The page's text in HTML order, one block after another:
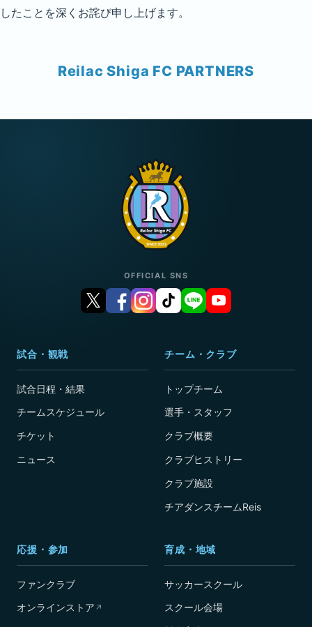
したことを深くお詫び申し上げます。
Reilac Shiga FC PARTNERS
OFFICIAL SNS
試合・観戦
試合日程・結果
チームスケジュール
チケット
ニュース
チーム・クラブ
トップチーム
選手・スタッフ
クラブ概要
クラブヒストリー
クラブ施設
チアダンスチームReis
応援・参加
ファンクラブ
オンラインストア ↗
育成・地域
サッカースクール
スクール会場